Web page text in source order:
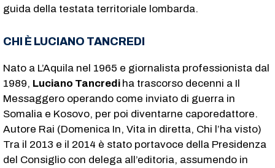
guida della testata territoriale lombarda.
CHI È LUCIANO TANCREDI
Nato a L’Aquila nel 1965 e giornalista professionista dal
1989, Luciano Tancredi ha trascorso decenni a Il
Messaggero operando come inviato di guerra in
Somalia e Kosovo, per poi diventarne caporedattore.
Autore Rai (Domenica In, Vita in diretta, Chi l’ha visto)
Tra il 2013 e il 2014 è stato portavoce della Presidenza
del Consiglio con delega all’editoria, assumendo in